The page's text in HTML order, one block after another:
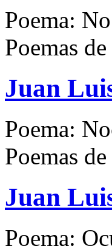
Poema:
Poemas de
Juan
Poema:
Poemas de
Juan
Poema: